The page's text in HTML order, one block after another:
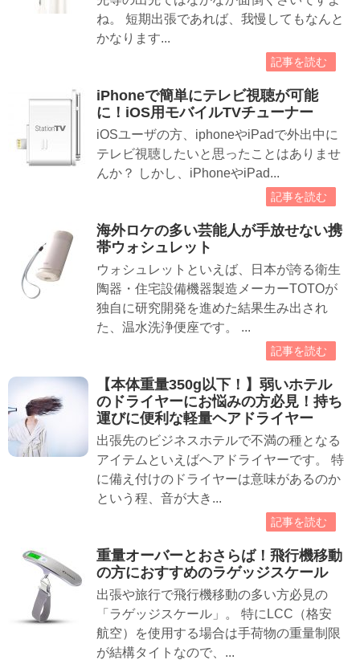
ね。 短期出張であれば、我慢してもなんと
かなります...
記事を読む
iPhoneで簡単にテレビ視聴が可能
に！iOS用モバイルTVチューナー
iOSユーザの方、iphoneやiPadで外出中に
テレビ視聴したいと思ったことはありませ
んか？ しかし、iPhoneやiPad...
記事を読む
海外ロケの多い芸能人が手放せない携
帯ウォシュレット
ウォシュレットといえば、日本が誇る衛生
陶器・住宅設備機器製造メーカーTOTOが
独自に研究開発を進めた結果生み出され
た、温水洗浄便座です。 ...
記事を読む
【本体重量350g以下！】弱いホテル
のドライヤーにお悩みの方必見！持ち
運びに便利な軽量ヘアドライヤー
出張先のビジネスホテルで不満の種となる
アイテムといえばヘアドライヤーです。 特
に備え付けのドライヤーは意味があるのか
という程、音が大き...
記事を読む
重量オーバーとおさらば！飛行機移動
の方におすすめのラゲッジスケール
出張や旅行で飛行機移動の多い方必見の
「ラゲッジスケール」。 特にLCC（格安
航空）を使用する場合は手荷物の重量制限
が結構タイトなので、...